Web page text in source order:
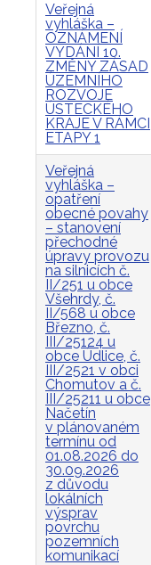
Veřejná
vyhláška –
OZNÁMENÍ
VYDÁNÍ 10.
ZMĚNY ZÁSAD
ÚZEMNÍHO
ROZVOJE
ÚSTECKÉHO
KRAJE V RÁMCI
ETAPY 1
Veřejná
vyhláška –
opatření
obecné povahy
– stanovení
přechodné
úpravy provozu
na silnicích č.
II/251 u obce
Všehrdy, č.
II/568 u obce
Březno, č.
III/25124 u
obce Údlice, č.
III/2521 v obci
Chomutov a č.
III/25211 u obce
Načetín
v plánovaném
termínu od
01.08.2026 do
30.09.2026
z důvodu
lokálních
výsprav
povrchu
pozemních
komunikací